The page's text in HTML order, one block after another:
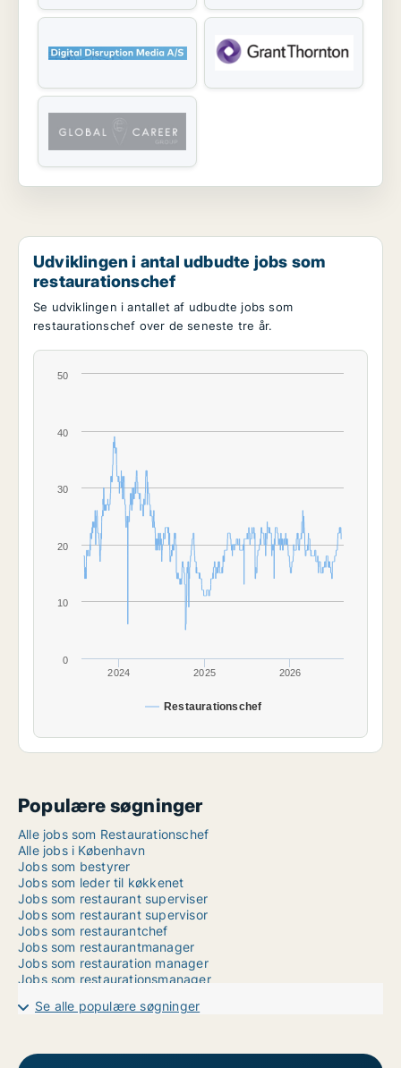
Udviklingen i antal udbudte jobs som
restaurationschef
Se udviklingen i antallet af udbudte jobs som
restaurationschef over de seneste tre år.
Restaurationschef
2024 2025 2026
0
10
20
30
40
50
Populære søgninger
Alle jobs som Restaurationschef
Alle jobs i København
Jobs som bestyrer
Jobs som leder til køkkenet
Jobs som restaurant superviser
Jobs som restaurant supervisor
Jobs som restaurantchef
Jobs som restaurantmanager
Jobs som restauration manager
Jobs som restaurationsmanager
Se alle populære søgninger